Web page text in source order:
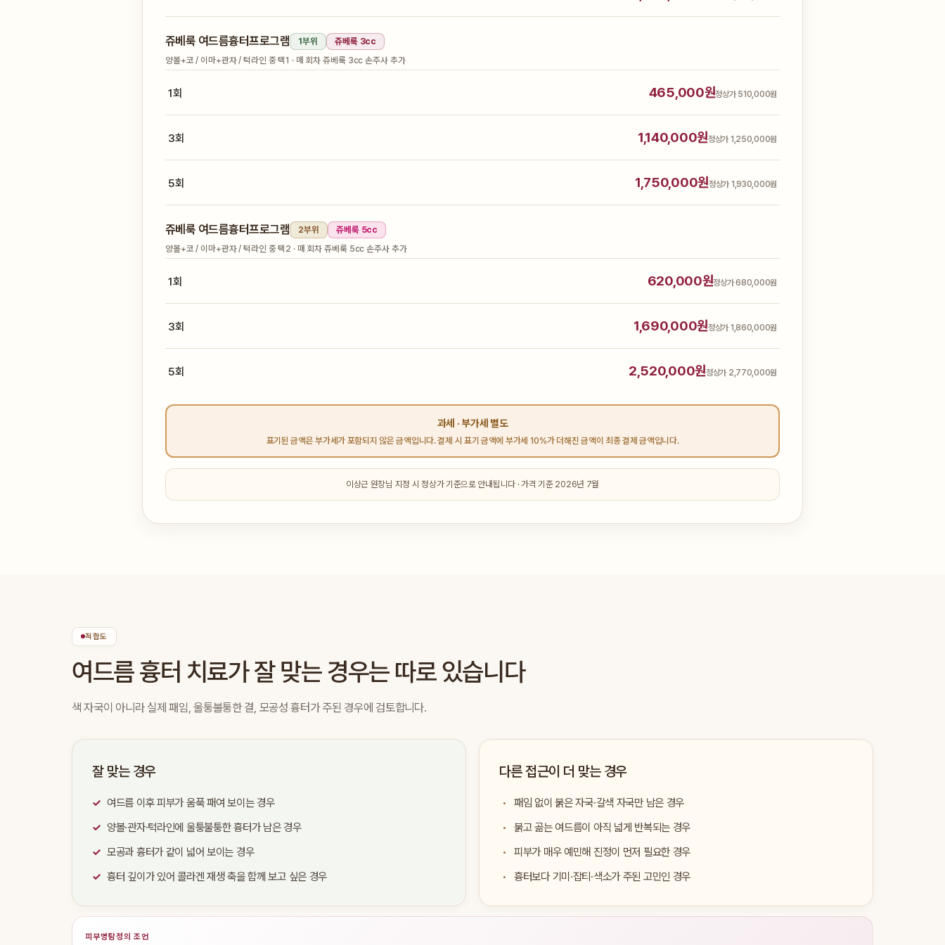
쥬베룩 여드름흉터프로그램 1부위
쥬베룩 3cc
양볼+코 / 이마+관자 / 턱라인 중 택1 · 매 회차 쥬베룩 3cc 손주사 추가
1회 465,000원정상가 510,000원
3회 1,140,000원정상가 1,250,000원
5회 1,750,000원정상가 1,930,000원
쥬베룩 여드름흉터프로그램 2부위
쥬베룩 5cc
양볼+코 / 이마+관자 / 턱라인 중 택2 · 매 회차 쥬베룩 5cc 손주사 추가
1회 620,000원정상가 680,000원
3회 1,690,000원정상가 1,860,000원
5회 2,520,000원정상가 2,770,000원
과세 · 부가세 별도
표기된 금액은 부가세가 포함되지 않은 금액입니다. 결제 시 표기 금액에 부가세 10%가 더해진 금액이 최종 결제 금액입니다.
이상근 원장님 지정 시 정상가 기준으로 안내됩니다 · 가격 기준 2026년 7월
적합도
여드름 흉터 치료가 잘 맞는 경우는 따로 있습니다
색 자국이 아니라 실제 패임, 울퉁불퉁한 결, 모공성 흉터가 주된 경우에 검토합니다.
잘 맞는 경우
여드름 이후 피부가 움푹 패여 보이는 경우
양볼·관자·턱라인에 울퉁불퉁한 흉터가 남은 경우
모공과 흉터가 같이 넓어 보이는 경우
흉터 깊이가 있어 콜라겐 재생 축을 함께 보고 싶은 경우
다른 접근이 더 맞는 경우
패임 없이 붉은 자국·갈색 자국만 남은 경우
붉고 곪는 여드름이 아직 넓게 반복되는 경우
피부가 매우 예민해 진정이 먼저 필요한 경우
흉터보다 기미·잡티·색소가 주된 고민인 경우
피부명탐정의 조언